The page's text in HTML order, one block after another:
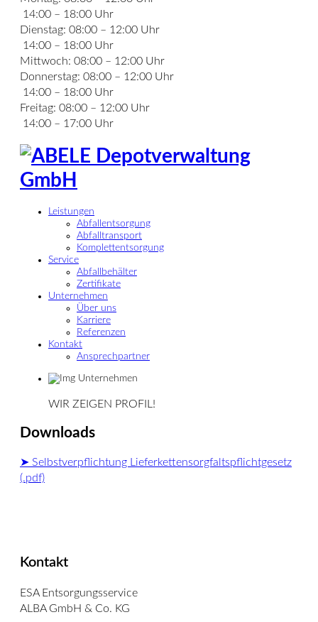
14:00 – 18:00 Uhr
Dienstag: 08:00 – 12:00 Uhr
14:00 – 18:00 Uhr
Mittwoch: 08:00 – 12:00 Uhr
Donnerstag: 08:00 – 12:00 Uhr
14:00 – 18:00 Uhr
Freitag: 08:00 – 12:00 Uhr
14:00 – 17:00 Uhr
Leistungen
Abfallentsorgung
Abfalltransport
Komplettentsorgung
Service
Abfallbehälter
Zertifikate
Unternehmen
Über uns
Karriere
Referenzen
Kontakt
Ansprechpartner
WIR ZEIGEN PROFIL!
Downloads
➤ Selbstverpflichtung Lieferkettensorgfaltspflichtgesetz
(.pdf)
Kontakt
ESA Entsorgungsservice
ALBA GmbH & Co. KG